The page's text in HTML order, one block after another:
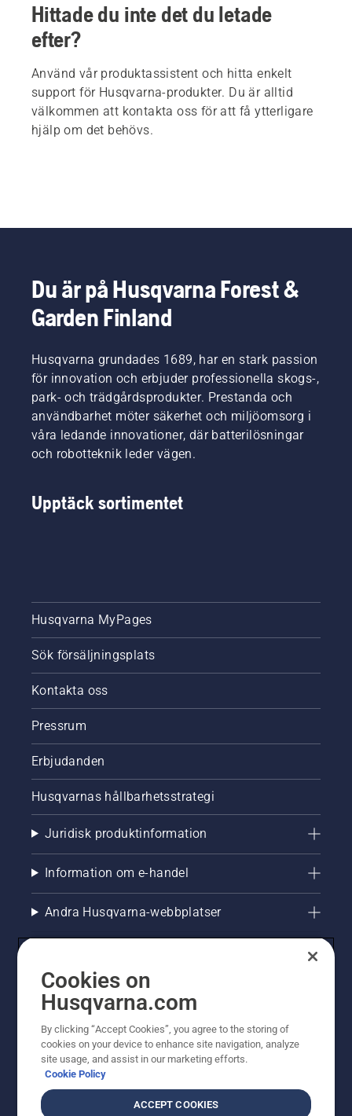
Hittade du inte det du letade
efter?
Använd vår produktassistent och hitta enkelt
support för Husqvarna-produkter. Du är alltid
välkommen att kontakta oss för att få ytterligare
hjälp om det behövs.
Du är på Husqvarna Forest &
Garden Finland
Husqvarna grundades 1689, har en stark passion
för innovation och erbjuder professionella skogs-,
park- och trädgårdsprodukter. Prestanda och
användbarhet möter säkerhet och miljöomsorg i
våra ledande innovationer, där batterilösningar
och robotteknik leder vägen.
Upptäck sortimentet
Husqvarna MyPages
Sök försäljningsplats
Kontakta oss
Pressrum
Erbjudanden
Husqvarnas hållbarhetsstrategi
Juridisk produktinformation
Information om e-handel
Andra Husqvarna-webbplatser
© Husqvarna AB (publ). All rights reserved. Priserna
som visas är rekommenderade cirkapriser. Alla angivna
priser är rekommenderade försäljningspriser (inkl.
Cookies on
Husqvarna.com
By clicking “Accept Cookies”, you agree to the storing of
cookies on your device to enhance site navigation, analyze
site usage, and assist in our marketing efforts.
Cookie Policy
ACCEPT COOKIES